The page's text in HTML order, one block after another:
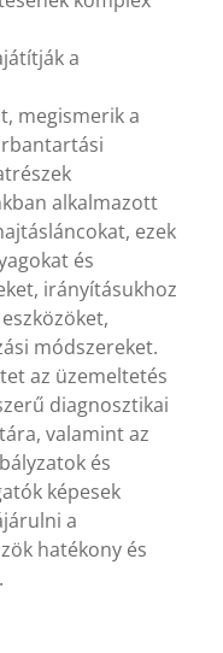
a
megismerik a
alkalmazott
ezek
és
irányításukhoz
módszereket.
az üzemeltetés
diagnosztikai
valamint az
és
képesek
a
hatékony és